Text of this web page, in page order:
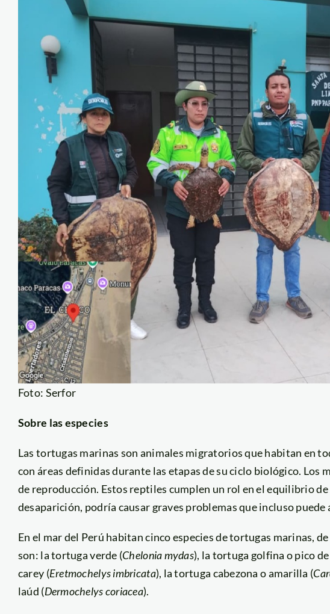
Foto: Serfor
Sobre las especies
Las tortugas marinas son animales migratorios que habitan en
con áreas definidas durante las etapas de su ciclo biológico. Los
de reproducción. Estos reptiles cumplen un rol en el equilibrio
desaparición, podría causar graves problemas que incluso puede
En el mar del Perú habitan cinco especies de tortugas marinas,
son: la tortuga verde (Chelonia mydas), la tortuga golfina o pico
carey (Eretmochelys imbricata), la tortuga cabezona o amarilla (
laúd (Dermochelys coriacea).